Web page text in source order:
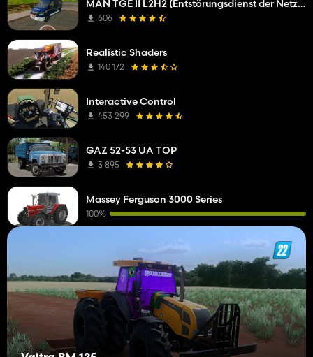
Schnitter
MAN TGE II L2H2 (Entstörungsdienst der Netzgesellsc)
606
Realistic Shaders
140 172
Interactive Control
453 299
GAZ 52-53 UA TOP
3 895
Massey Ferguson 3000 Series
100%